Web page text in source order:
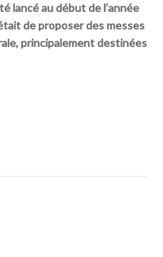
lancé au début de l’année
de proposer des messes
principalement destinées